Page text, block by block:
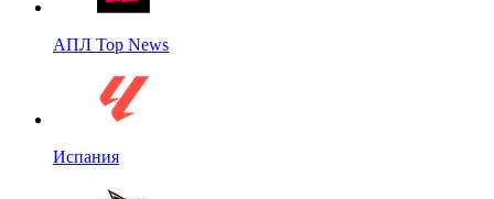
АПЛ Top News
Испания